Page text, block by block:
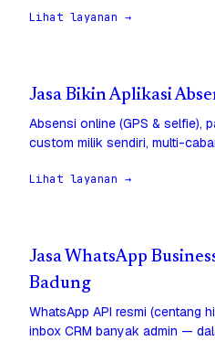
Lihat layanan →
Jasa Bikin Aplikasi
Absensi online (GPS & selfie),
custom milik sendiri, multi-
Lihat layanan →
Jasa WhatsApp
Badung
WhatsApp API resmi (centang
inbox CRM banyak admin —